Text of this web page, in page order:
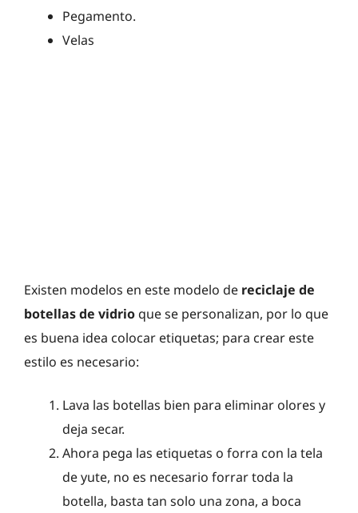
Pegamento.
Velas
Existen modelos en este modelo de reciclaje de
botellas de vidrio que se personalizan, por lo que
es buena idea colocar etiquetas; para crear este
estilo es necesario:
Lava las botellas bien para eliminar olores y
deja secar.
Ahora pega las etiquetas o forra con la tela
de yute, no es necesario forrar toda la
botella, basta tan solo una zona, a boca